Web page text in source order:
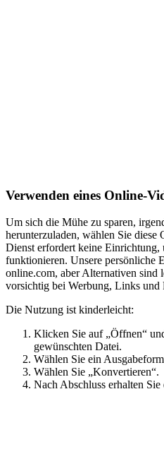
Verwenden eines Online-
Um sich die Mühe zu sparen,
herunterzuladen, wählen Sie
Dienst erfordert keine Einrichtung,
funktionieren. Unsere persönliche
online.com, aber Alternativen sind
vorsichtig bei Werbung, Links und
Die Nutzung ist kinderleicht:
Klicken Sie auf „Öffnen“
gewünschten Datei.
Wählen Sie ein
Wählen Sie „Konvertieren“.
Nach Abschluss erhalten